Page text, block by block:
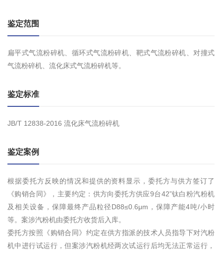
鉴定范围
扁平式气流粉碎机、循环式气流粉碎机、靶式气流粉碎机、对撞式
气流粉碎机、流化床式气流粉碎机等。
鉴定标准
JB/T 12838-2016 流化床气流粉碎机
鉴定案例
根据委托方反映的情况和提供的资料显示，委托方与供方签订了
《购销合同》，主要约定：供方向委托方供应9台42”钛白粉汽粉机
及相关设备，保障最终产品粒径D88≤0.6μm，保障产能4吨/小时
等。案涉汽粉机由委托方收货后入库。
委托方按照《购销合同》约定在供方指派的技术人员指导下对汽粉
机中进行试运行，但案涉汽粉机经两次试运行后均无法正常运行，